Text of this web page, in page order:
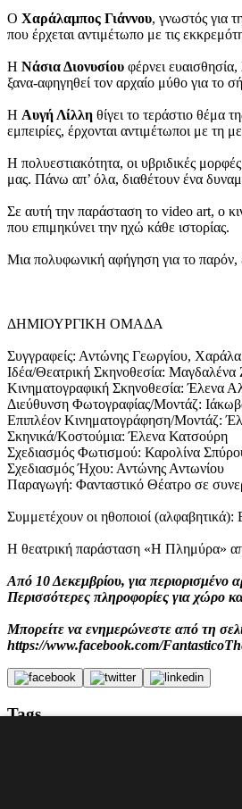
Ο Χαράλαμπος Γιάννου, γνωστός για
που έρχεται αντιμέτωπο με τις
Η Νάσια Διονυσίου φέρνει
ξανα-αφηγηθεί τον αρχαίο μύθο για το
Η Αυγή Λίλλη θίγει το τεράστιο θέμα
εμπειρίες, έρχονται αντιμέτωποι με
Η πολυεστιακότητα, οι υβριδικές
μας. Πάνω απ’ όλα, διαθέτουν ένα
Σε αυτή την παράσταση το video art, ο
που επιμηκύνει την ηχώ κάθε ιστορίας.
Μια πολυφωνική αφήγηση για το
ΔΗΜΙΟΥΡΓΙΚΗ ΟΜΑΔΑ
Συγγραφείς: Αντώνης Γεωργίου,
Ιδέα/Θεατρική Σκηνοθεσία: Μαγδαλένα
Κινηματογραφική Σκηνοθεσία: Έλενα
Διεύθυνση Φωτογραφίας/Μοντάζ:
Επιπλέον Κινηματογράφηση/Μοντάζ:
Σκηνικά/Κοστούμια: Έλενα Κατσούρη
Σχεδιασμός Φωτισμού: Καρολίνα
Σχεδιασμός Ήχου: Αντώνης Αντωνίου
Παραγωγή: Φανταστικό Θέατρο σε
Συμμετέχουν οι ηθοποιοί
Η θεατρική παράσταση «Η Πλημύρα»
Από 10 Δεκεμβρίου, για περιορισμένο
Περισσότερες πληροφορίες για χώρο
Μπορείτε να ενημερώνεστε από τη
https://www.facebook.com/
Tags